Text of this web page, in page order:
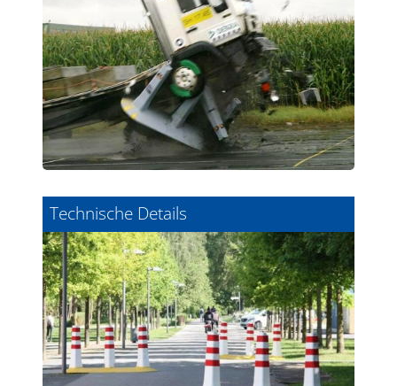
Technische Details